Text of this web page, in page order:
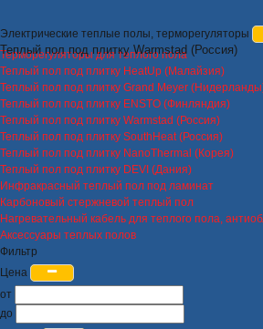
Теплый пол под плитку Warmstad (Россия)
Электрические теплые полы, терморегуляторы
Терморегуляторы для теплого пола
Теплый пол под плитку HeatUp (Малайзия)
Теплый пол под плитку Grand Meyer
Теплый пол под плитку ENSTO (Финляндия)
Теплый пол под плитку Warmstad (Россия)
Теплый пол под плитку SouthHeat (Россия)
Теплый пол под плитку NanoThermal (Корея)
Теплый пол под плитку DEVI (Дания)
Инфракрасный теплый пол под ламинат
Карбоновый стержневой теплый пол
Нагревательный кабель для теплого пола,
Аксессуары теплых полов
Фильтр
Цена
от
до